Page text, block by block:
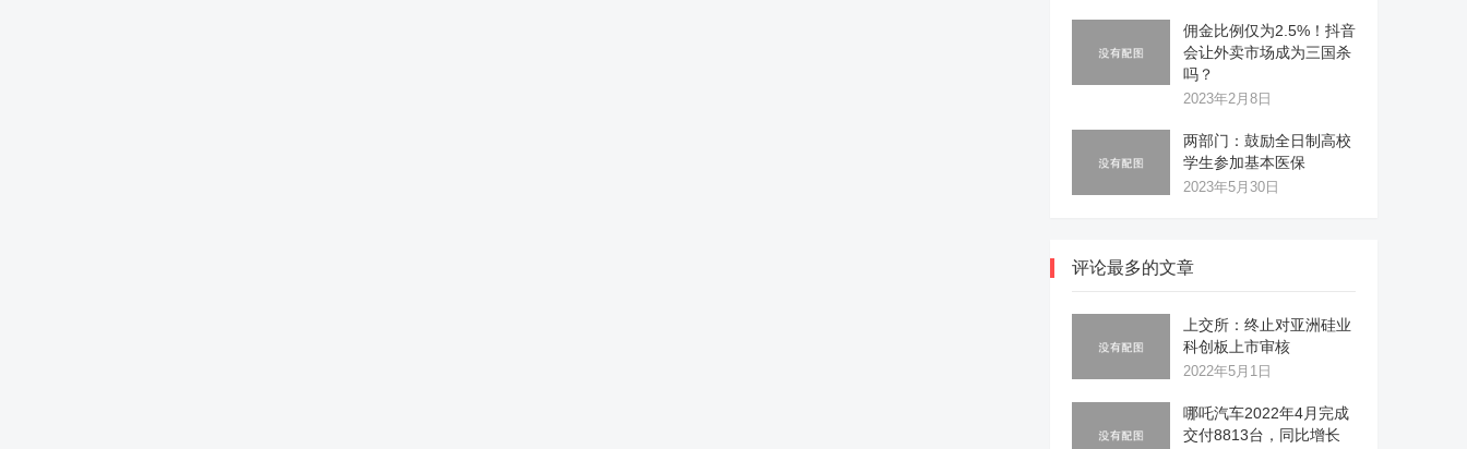
佣金比例仅为2.5%！抖音
会让外卖市场成为三国杀
吗？
2023年2月8日
两部门：鼓励全日制高校
学生参加基本医保
2023年5月30日
评论最多的文章
上交所：终止对亚洲硅业
科创板上市审核
2022年5月1日
哪吒汽车2022年4月完成
交付8813台，同比增长